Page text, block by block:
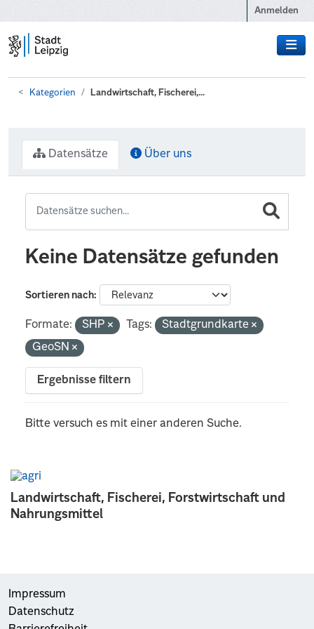
Anmelden
Kategorien Landwirtschaft, Fischerei,...
Landwirtschaft, Fischerei, Forstwirtschaft und
Nahrungsmittel
Datensätze Über uns
Keine Datensätze gefunden
Sortieren nach
Formate: SHP Tags:
Stadtgrundkarte
GeoSN
Ergebnisse filtern
Bitte versuch es mit einer anderen Suche.
Impressum
Datenschutz